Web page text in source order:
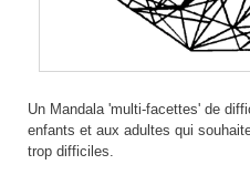
Un Mandala 'multi-facettes' de
enfants et aux adultes qui
trop difficiles.